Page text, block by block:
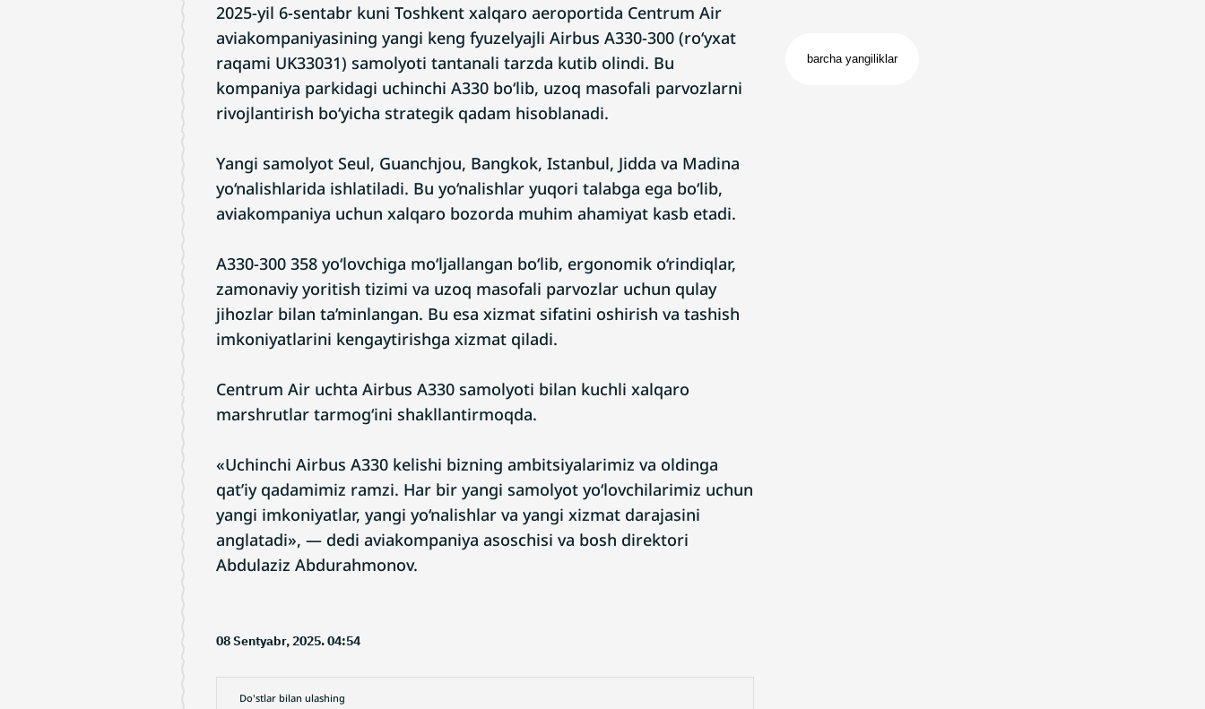
2025-yil 6-sentabr kuni Toshkent xalqaro aeroportida Centrum Air
aviakompaniyasining yangi keng fyuzelyajli Airbus A330-300 (ro‘yxat
raqami UK33031) samolyoti tantanali tarzda kutib olindi. Bu
kompaniya parkidagi uchinchi A330 bo‘lib, uzoq masofali parvozlarni
rivojlantirish bo‘yicha strategik qadam hisoblanadi.
Yangi samolyot Seul, Guanchjou, Bangkok, Istanbul, Jidda va Madina
yo‘nalishlarida ishlatiladi. Bu yo‘nalishlar yuqori talabga ega bo‘lib,
aviakompaniya uchun xalqaro bozorda muhim ahamiyat kasb etadi.
A330-300 358 yo‘lovchiga mo‘ljallangan bo‘lib, ergonomik o‘rindiqlar,
zamonaviy yoritish tizimi va uzoq masofali parvozlar uchun qulay
jihozlar bilan ta’minlangan. Bu esa xizmat sifatini oshirish va tashish
imkoniyatlarini kengaytirishga xizmat qiladi.
Centrum Air uchta Airbus A330 samolyoti bilan kuchli xalqaro
marshrutlar tarmog‘ini shakllantirmoqda.
«Uchinchi Airbus A330 kelishi bizning ambitsiyalarimiz va oldinga
qat’iy qadamimiz ramzi. Har bir yangi samolyot yo‘lovchilarimiz uchun
yangi imkoniyatlar, yangi yo‘nalishlar va yangi xizmat darajasini
anglatadi», — dedi aviakompaniya asoschisi va bosh direktori
Abdulaziz Abdurahmonov.
08 Sentyabr, 2025. 04:54
Do'stlar bilan ulashing
barcha yangiliklar